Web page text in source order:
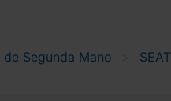
Segunda Mano SEAT